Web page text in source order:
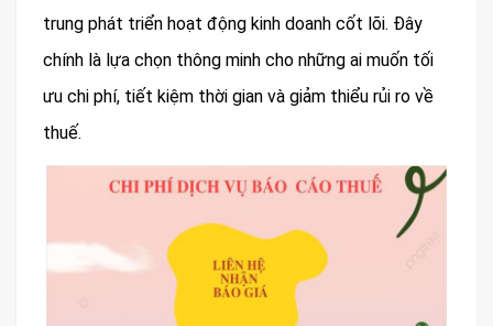
trung phát triển hoạt động kinh doanh cốt lõi. Đây
chính là lựa chọn thông minh cho những ai muốn tối
ưu chi phí, tiết kiệm thời gian và giảm thiểu rủi ro về
thuế.